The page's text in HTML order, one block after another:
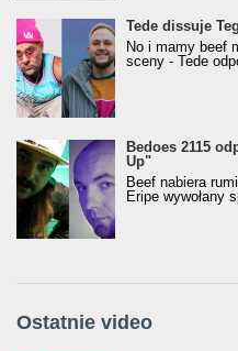
Tede dissuje
No i mamy beef
sceny - Tede
Bedoes 2115
Up"
Beef nabiera
Eripe wywołany
Ostatnie video